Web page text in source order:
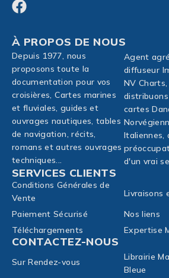
À PROPOS DE NOUS
Depuis 1977, nous
proposons toute la
documentation pour vos
croisières, Cartes marines
et fluviales, guides et
ouvrages nautiques, tables
de navigation, récits,
romans et autres ouvrages
techniques...
Agent
diffuseur
NV
cartes
Italiennes,
d'un vrai
SERVICES CLIENTS
Conditions Générales de
Vente
Livraisons
Paiement Sécurisé
Nos liens
Téléchargements
Expertise
CONTACTEZ-NOUS
Sur Rendez-vous
Librairie
Bleue